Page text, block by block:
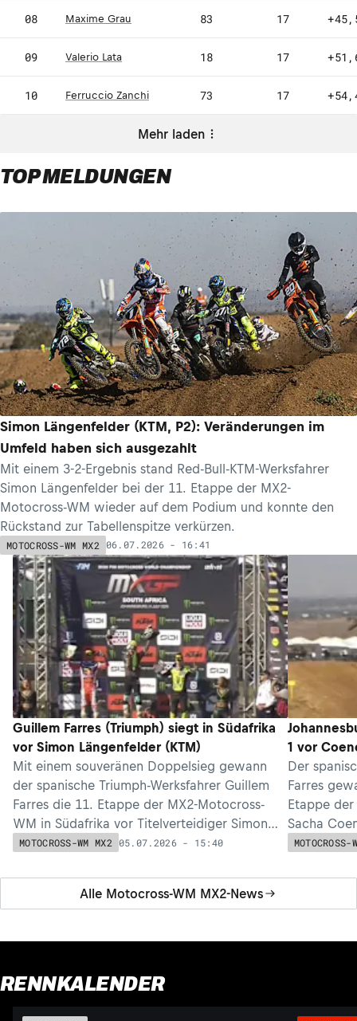
08 Maxime Grau 83 17
09 Valerio Lata 18 17
10 Ferruccio Zanchi 73 17
Mehr laden
TOP MELDUNGEN
Simon Längenfelder (KTM, P2): Veränderungen im
Umfeld haben sich ausgezahlt
Mit einem 3-2-Ergebnis stand Red-Bull-KTM-Werksfahrer
Simon Längenfelder bei der 11. Etappe der MX2-
Motocross-WM wieder auf dem Podium und konnte den
Rückstand zur Tabellenspitze verkürzen.
MOTOCROSS-WM MX2 06.07.2026 - 16:41
Guillem Farres (Triumph) siegt in Südafrika
vor Simon Längenfelder (KTM)
Mit einem souveränen Doppelsieg gewann
der spanische Triumph-Werksfahrer Guillem
Farres die 11. Etappe der MX2-Motocross-
WM in Südafrika vor Titelverteidiger Simon
Längenfelder (KTM).
MOTOCROSS-WM MX2 05.07.2026 - 15:40
1 vor
Der
Farres
Etappe
Sacha
(beide
MOTOCROSS-
Alle Motocross-WM MX2-News
RENNKALENDER